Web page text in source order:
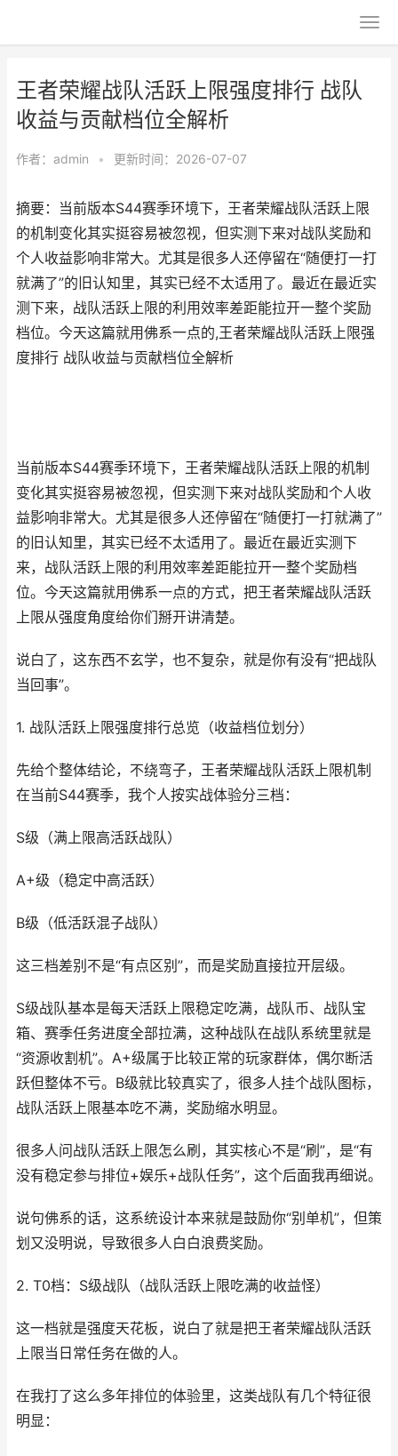
王者荣耀战队活跃上限强度排行 战队
收益与贡献档位全解析
作者： admin • 更新时间：2026-07-07
摘要：当前版本S44赛季环境下，王者荣耀战队活跃上限
的机制变化其实挺容易被忽视，但实测下来对战队奖励和
个人收益影响非常大。尤其是很多人还停留在“随便打一打
就满了”的旧认知里，其实已经不太适用了。最近在最近实
测下来，战队活跃上限的利用效率差距能拉开一整个奖励
档位。今天这篇就用佛系一点的,王者荣耀战队活跃上限强
度排行 战队收益与贡献档位全解析
当前版本S44赛季环境下，王者荣耀战队活跃上限的机制
变化其实挺容易被忽视，但实测下来对战队奖励和个人收
益影响非常大。尤其是很多人还停留在“随便打一打就满了”
的旧认知里，其实已经不太适用了。最近在最近实测下
来，战队活跃上限的利用效率差距能拉开一整个奖励档
位。今天这篇就用佛系一点的方式，把王者荣耀战队活跃
上限从强度角度给你们掰开讲清楚。
说白了，这东西不玄学，也不复杂，就是你有没有“把战队
当回事”。
1. 战队活跃上限强度排行总览（收益档位划分）
先给个整体结论，不绕弯子，王者荣耀战队活跃上限机制
在当前S44赛季，我个人按实战体验分三档：
S级（满上限高活跃战队）
A+级（稳定中高活跃）
B级（低活跃混子战队）
这三档差别不是“有点区别”，而是奖励直接拉开层级。
S级战队基本是每天活跃上限稳定吃满，战队币、战队宝
箱、赛季任务进度全部拉满，这种战队在战队系统里就是
“资源收割机”。A+级属于比较正常的玩家群体，偶尔断活
跃但整体不亏。B级就比较真实了，很多人挂个战队图标，
战队活跃上限基本吃不满，奖励缩水明显。
很多人问战队活跃上限怎么刷，其实核心不是“刷”，是“有
没有稳定参与排位+娱乐+战队任务”，这个后面我再细说。
说句佛系的话，这系统设计本来就是鼓励你“别单机”，但策
划又没明说，导致很多人白白浪费奖励。
2. T0档：S级战队（战队活跃上限吃满的收益怪）
这一档就是强度天花板，说白了就是把王者荣耀战队活跃
上限当日常任务在做的人。
在我打了这么多年排位的体验里，这类战队有几个特征很
明显：